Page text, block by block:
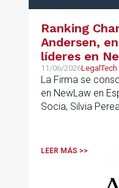
Ranking
Andersen,
líderes en
España y
11/06/2026
La Firma se
en NewLaw en
Socia, Silvia
LEER MÁS >>